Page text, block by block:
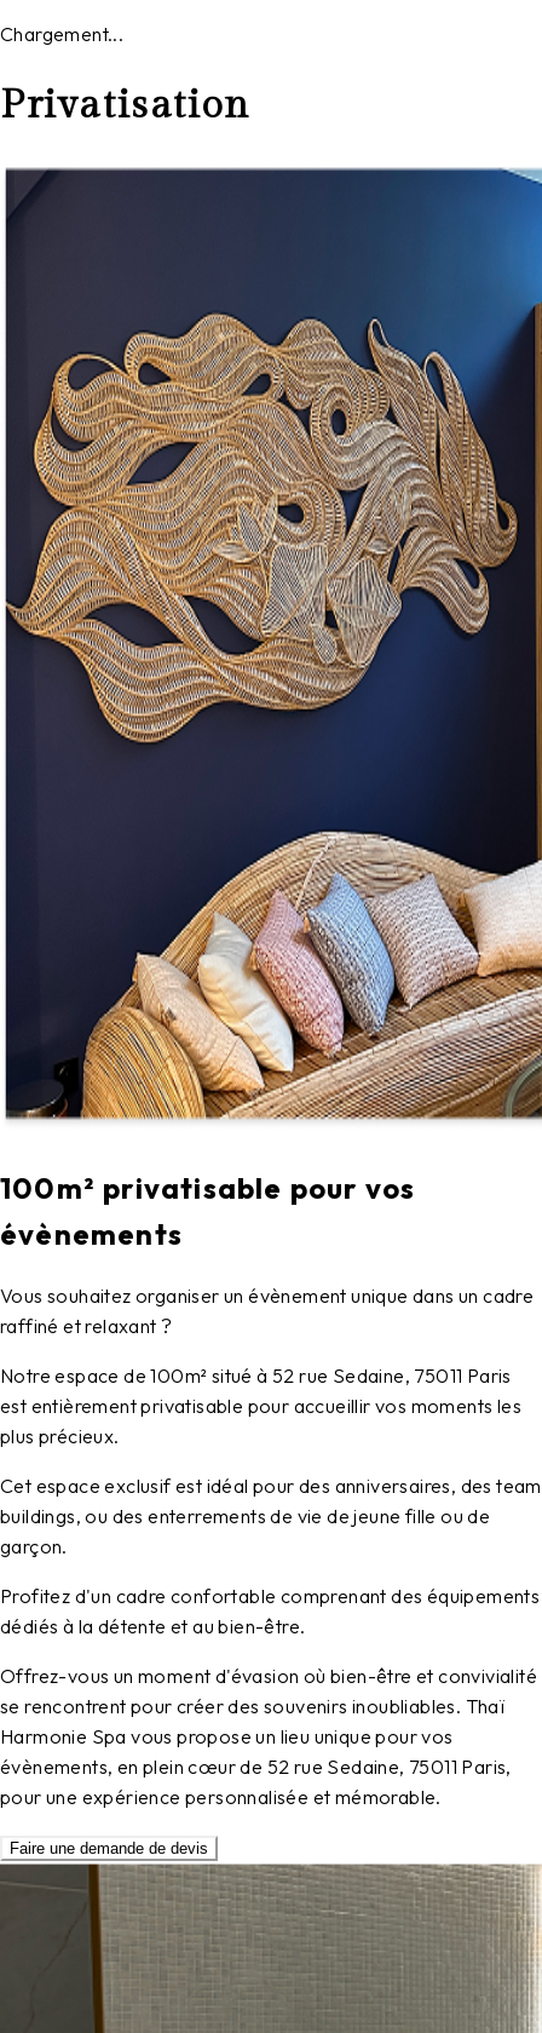
Chargement...
Privatisation
100m² privatisable pour vos
évènements
Vous souhaitez organiser un évènement unique dans un cadre
raffiné et relaxant ?
Notre espace de 100m² situé à 52 rue Sedaine, 75011 Paris
est entièrement privatisable pour accueillir vos moments les
plus précieux.
Cet espace exclusif est idéal pour des anniversaires, des team
buildings, ou des enterrements de vie de jeune fille ou de
garçon.
Profitez d'un cadre confortable comprenant des équipements
dédiés à la détente et au bien-être.
Offrez-vous un moment d'évasion où bien-être et convivialité
se rencontrent pour créer des souvenirs inoubliables. Thaï
Harmonie Spa vous propose un lieu unique pour vos
évènements, en plein cœur de 52 rue Sedaine, 75011 Paris,
pour une expérience personnalisée et mémorable.
Faire une demande de devis